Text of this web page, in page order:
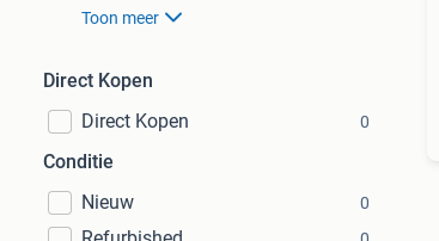
Toon meer
Direct Kopen
Direct Kopen
0
Conditie
Nieuw
0